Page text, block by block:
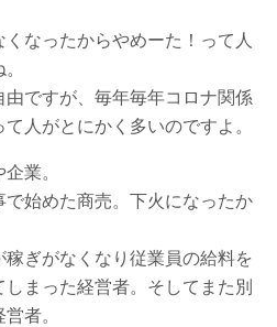
なったからやめーた！って人
由ですが、毎年毎年コロナ関係
人がとにかく多いのですよ。
業。
始めた商売。下火になったか
ぎがなくなり従業員の給料を
まった経営者。そしてまた別
者。